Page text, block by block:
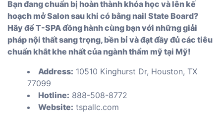
Bạn đang chuẩn bị hoàn thành khóa học và lên kế
hoạch mở Salon sau khi có bằng nail State Board?
Hãy để T-SPA đồng hành cùng bạn với những giải
pháp nội thất sang trọng, bền bỉ và đạt đầy đủ các tiêu
chuẩn khắt khe nhất của ngành thẩm mỹ tại Mỹ!
Address: 10510 Kinghurst Dr, Houston, TX
77099
Hotline: 888-508-8772
Website: tspallc.com